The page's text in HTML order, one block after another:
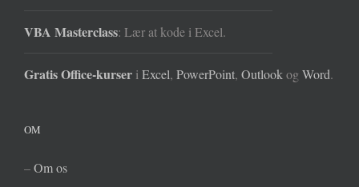
VBA Masterclass: Lær at kode i Excel.
Gratis Office-kurser iExcel, PowerPoint, OutlookogWord.
OM
–Om os